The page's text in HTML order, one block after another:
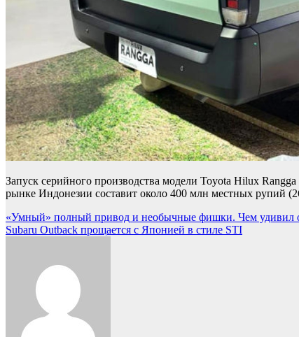
Запуск серийного производства модели Toyota Hilux
рынке Индонезии составит около 400 млн местных рупий
Навигация
по
«Умный» полный привод и необычные фишки. Чем удивил
Subaru Outback прощается с Японией в стиле STI